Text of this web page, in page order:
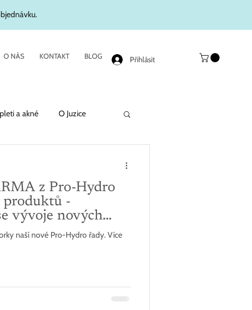
O NÁS KONTAKT BLOG Přihlásit
a akné O Juzice
z Pro-Hydro
produktů -
vývoje nových
naší nové Pro-Hydro řady. Více